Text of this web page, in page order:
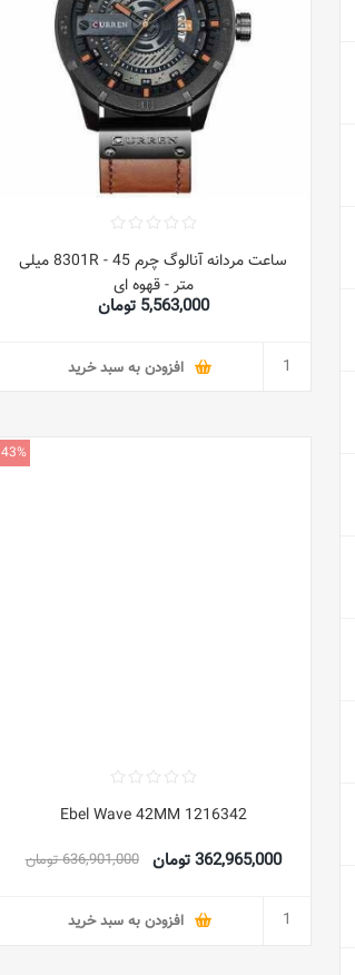
ساعت مردانه آنالوگ چرم 8301R - 45 میلی
متر - قهوه ای
5,563,000 تومان
افزودن به سبد خرید
43%
Ebel Wave 42MM 1216342
362,965,000 تومان 636,901,000 تومان
افزودن به سبد خرید